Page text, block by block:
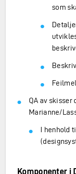
som
QA av skisser
Marianne/
I henhold
Komponenter i